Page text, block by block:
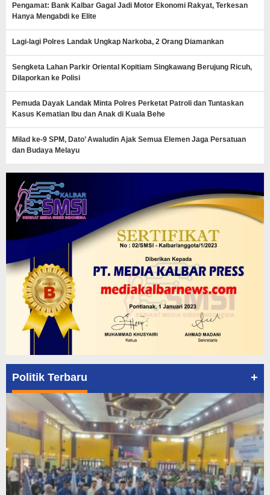
Pengamat: Bank Kalbar Gagal Jadi Motor Ekonomi Rakyat, Terkesan
Hanya Mengabdi ke Elite
Lagi-lagi Polres Landak Ungkap Narkoba, 2 Orang Diamankan
Sengketa Lahan Parkir Oriental Kopitiam Singkawang Berujung Ricuh,
Dilaporkan ke Polisi
Pemuda Dayak Landak Minta Polres Perketat Patroli dan Tuntaskan
Kasus Kematian Ibu dan Anak di Kuala Behe
Milad ke-9 SPM, Dato’ Awaludin Ajak Semua Elemen Jaga Persatuan
dan Budaya Melayu
Politik Terbaru +